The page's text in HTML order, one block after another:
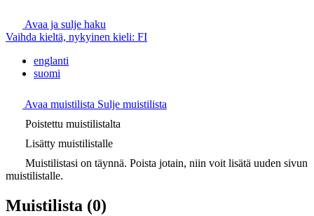
Avaa ja sulje haku
Vaihda kieltä, nykyinen kieli: FI
englanti
suomi
Avaa muistilista Sulje muistilista
Poistettu muistilistalta
Lisätty muistilistalle
Muistilistasi on täynnä. Poista jotain, niin voit lisätä uuden sivun
muistilistalle.
Muistilista (0)